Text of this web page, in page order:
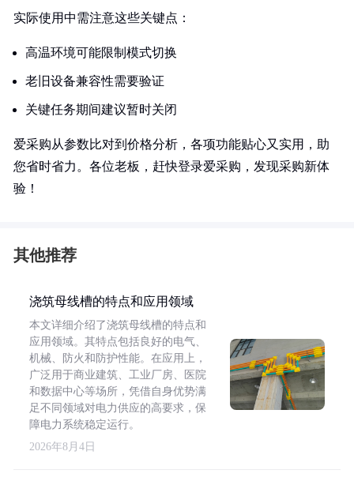
实际使用中需注意这些关键点：
高温环境可能限制模式切换
老旧设备兼容性需要验证
关键任务期间建议暂时关闭
爱采购从参数比对到价格分析，各项功能贴心又实用，助
您省时省力。各位老板，赶快登录爱采购，发现采购新体
验！
其他推荐
浇筑母线槽的特点和应用领域
本文详细介绍了浇筑母线槽的特点和
应用领域。其特点包括良好的电气、
机械、防火和防护性能。在应用上，
广泛用于商业建筑、工业厂房、医院
和数据中心等场所，凭借自身优势满
足不同领域对电力供应的高要求，保
障电力系统稳定运行。
2026年8月4日